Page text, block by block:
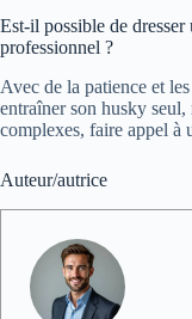
Est-il possible de
professionnel ?
Avec de la patience et
entraîner son husky seul,
complexes, faire appel à
Auteur/autrice